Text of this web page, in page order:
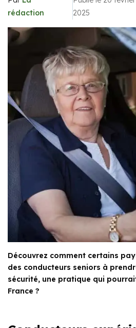
rédaction
2025
Découvrez comment certains
des conducteurs seniors à
sécurité, une pratique qui
France ?